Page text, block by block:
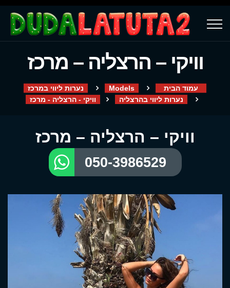
וויקי – הרצליה – מרכז
עמוד הבית Models
נערות ליווי במרכז
נערות ליווי בהרצליה
וויקי - הרצליה - מרכז
וויקי – הרצליה – מרכז
050-3986529